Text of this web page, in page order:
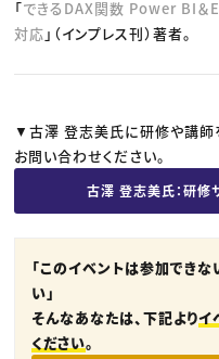
「できるDAX関数 Power BI＆
対応 」（インプレス刊）著者。
▼古澤 登志美氏に研修や講師
お問い合わせください。
古澤 登志美氏：研修
「このイベントは参加でき
い」
そんなあなたは、下記よりイ
ください。